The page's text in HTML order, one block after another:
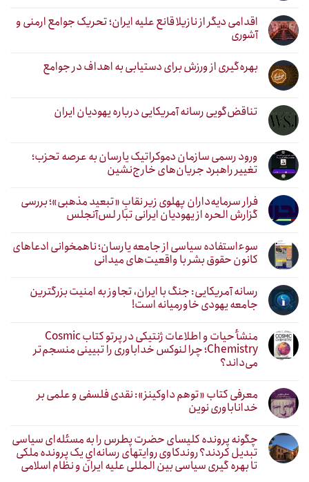
اقدامی دیگر از نازیلا قانع علیه ایران؛ تحریک جوامع ارمنی و
آشوری
بهره‌گیری از ورزش برای دستیابی به اهداف در جوامع
تناقض‌گویی رسانه آمریکایی درباره یهودیان ایران
ورود رسمی سازمان دموکراتیک یارسان به عرصه تحزب؛
تغییر راهبرد جریان‌های خارج‌نشین
فرار سرمایه‌داران پهلوی زیر نقابِ «تبعید مذهبی»؛ بررسی
گزارش الحره از یهودیان ایرانی تبار لس‌آنجلس
سوءاستفاده سیاسی از جامعه یارسان؛ ناهمخوانی ادعاهای
کانون حقوق بشر با واقعیت‌های میدانی
رسانه آمریکایی: جنگ با ایران، تجاوز به امنیت بزرگترین
جامعه یهودی خاورمیانه است!
منشأ حیات و اطلاعات ژنتیکی در پرتو کتاب Cosmic
Chemistry؛ چرا لنوکس خداباوری را تبیینی منسجم‌تر
می‌داند؟
معرفی کتاب «توهم داوکینز»: نقدی فلسفی و علمی بر
خداناباوری نوین
چگونه پرونده کلیسای حضرت پطرس را به مسئله‌ای سیاسی
تبدیل کردند؟ روندکاوی روایتهای رسانه‌ایِ یک پرونده ملکی
تا بهره گیری سیاسی بین المللی علیه ایران و نظام اسلامی